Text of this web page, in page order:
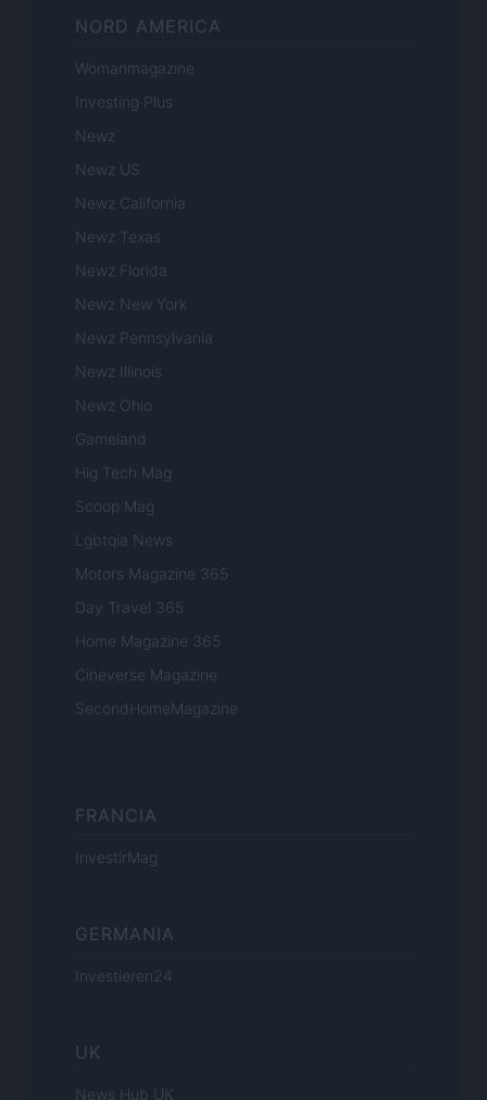
NORD AMERICA
Womanmagazine
Investing Plus
Newz
Newz US
Newz California
Newz Texas
Newz Florida
Newz New York
Newz Pennsylvania
Newz Illinois
Newz Ohio
Gameland
Hig Tech Mag
Scoop Mag
Lgbtqia News
Motors Magazine 365
Day Travel 365
Home Magazine 365
Cineverse Magazine
SecondHomeMagazine
FRANCIA
InvestirMag
GERMANIA
Investieren24
UK
News Hub UK